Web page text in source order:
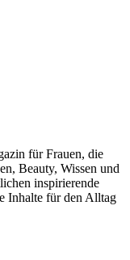
für Frauen, die
Beauty, Wissen und
inspirierende
Inhalte für den Alltag